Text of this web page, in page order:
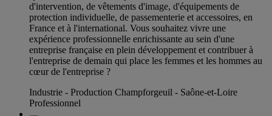
d'intervention, de vêtements d'image, d'équipements de
protection individuelle, de passementerie et accessoires, en
France et à l'international. Vous souhaitez vivre une
expérience professionnelle enrichissante au sein d'une
entreprise française en plein développement et contribuer à
l'entreprise de demain qui place les femmes et les hommes au
cœur de l'entreprise ?
Industrie - Production Champforgeuil - Saône-et-Loire
Professionnel